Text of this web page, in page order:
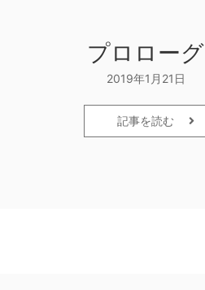
プロローグ
2019年1月21日
記事を読む